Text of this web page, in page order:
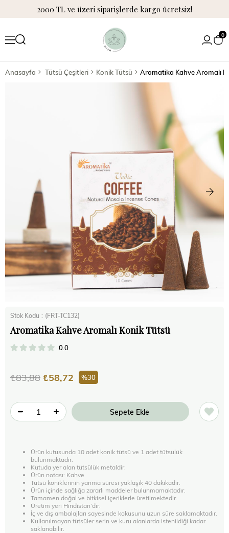
2000 TL ve üzeri siparişlerde kargo ücretsiz!
0
Anasayfa Tütsü Çeşitleri Konik Tütsü Aromatika Kahve Aromalı
Stok Kodu (FRT-TC132)
Aromatika Kahve Aromalı Konik Tütsü
0.0
₺83,88 ₺58,72 30
Ürün kutusunda 10 adet konik tütsü ve 1 adet tütsülük
bulunmaktadır.
Kutuda yer alan tütsülük metaldir.
Ürün notası: Kahve
Tütsü koniklerinin yanma süresi yaklaşık 40 dakikadır.
Ürün içinde sağlığa zararlı maddeler bulunmamaktadır.
Tamamen doğal ve bitkisel içeriklerle üretilmektedir.
Üretim yeri Hindistan’dır.
İç ve dış ambalajları sayesinde kokusunu uzun süre saklamaktadır.
Kullanılmayan tütsüler serin ve kuru alanlarda istenildiği kadar
saklanabilir.